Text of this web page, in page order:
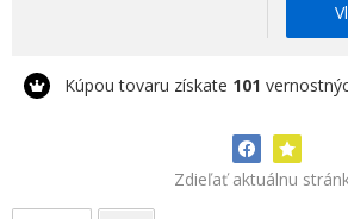
Kúpou tovaru získate 101
Zdieľať aktuálnu